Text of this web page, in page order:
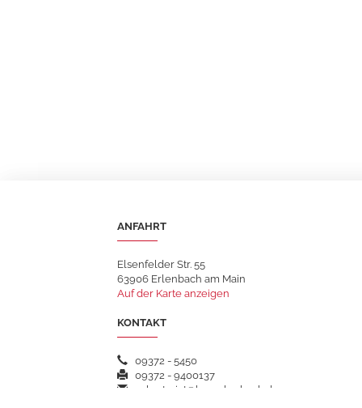
ANFAHRT
Elsenfelder Str. 55
63906 Erlenbach am Main
Auf der Karte anzeigen
KONTAKT
09372 - 5450
09372 - 9400137
sekretariat@hsgerlenbach.de